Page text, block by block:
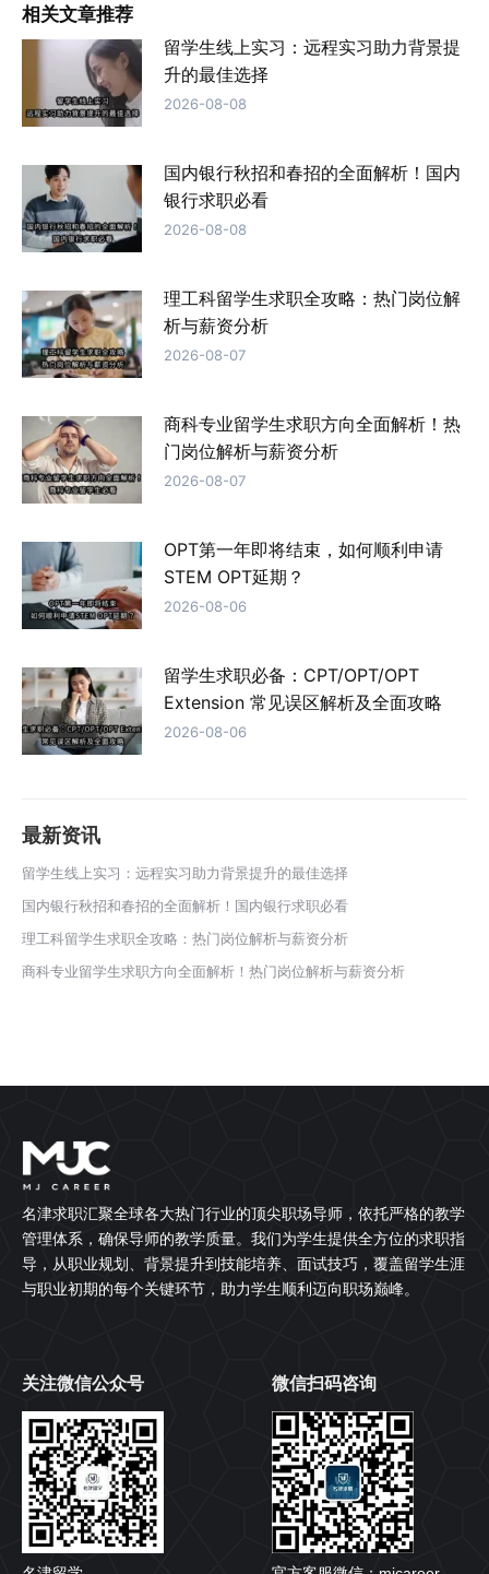
相关文章推荐
留学生线上实习：远程实习助力背景提
升的最佳选择
2026-08-08
国内银行秋招和春招的全面解析！国内
银行求职必看
2026-08-08
理工科留学生求职全攻略：热门岗位解
析与薪资分析
2026-08-07
商科专业留学生求职方向全面解析！热
门岗位解析与薪资分析
2026-08-07
OPT第一年即将结束，如何顺利申请
STEM OPT延期？
2026-08-06
留学生求职必备：CPT/OPT/OPT
Extension 常见误区解析及全面攻略
2026-08-06
最新资讯
留学生线上实习：远程实习助力背景提升的最佳选择
国内银行秋招和春招的全面解析！国内银行求职必看
理工科留学生求职全攻略：热门岗位解析与薪资分析
商科专业留学生求职方向全面解析！热门岗位解析与薪资分析
名津求职汇聚全球各大热门行业的顶尖职场导师，依托严格的教学
管理体系，确保导师的教学质量。我们为学生提供全方位的求职指
导，从职业规划、背景提升到技能培养、面试技巧，覆盖留学生涯
与职业初期的每个关键环节，助力学生顺利迈向职场巅峰。
关注微信公众号 微信扫码咨询